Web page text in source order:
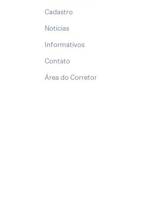
Cadastro
Notícias
Informativos
Contato
Área do Corretor